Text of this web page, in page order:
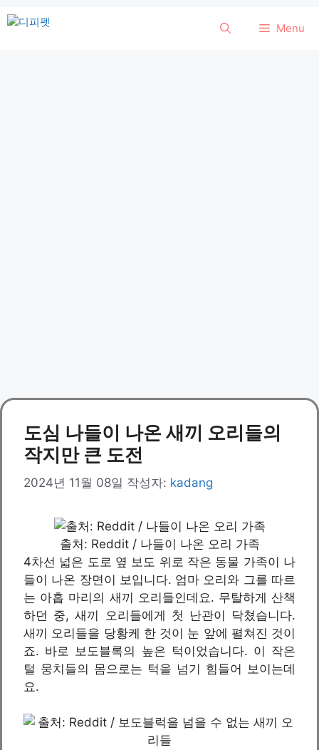
컨
Menu
도심 나들이 나온 새끼 오리들의
작지만 큰 도전
2024년 11월 08일 작성자: kadang
출처: Reddit / 나들이 나온 오리 가족
4차선 넓은 도로 옆 보도 위로 작은 동물 가족이 나
들이 나온 장면이 보입니다. 엄마 오리와 그를 따르
는 아홉 마리의 새끼 오리들인데요. 무탈하게 산책
하던 중, 새끼 오리들에게 첫 난관이 닥쳤습니다.
새끼 오리들을 당황케 한 것이 눈 앞에 펼쳐진 것이
죠. 바로 보도블록의 높은 턱이었습니다. 이 작은
털 뭉치들의 몸으로는 턱을 넘기 힘들어 보이는데
요.